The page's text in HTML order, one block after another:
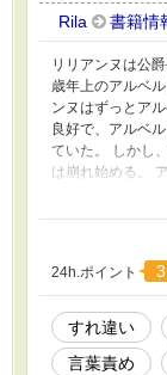
Rila 書籍情
リリアンヌは公
歳年上のアルベ
ンヌはずっとア
良好で、アルベ
ていた。 しかし
は崩れ始める。
に現れなくなっ
聖女がこの国に
あれば、その時
は諦めの気持ち
婚約すればいい
アルベルト本人
んの方でも投稿
24h.ポイント
すれ違い
言葉責め